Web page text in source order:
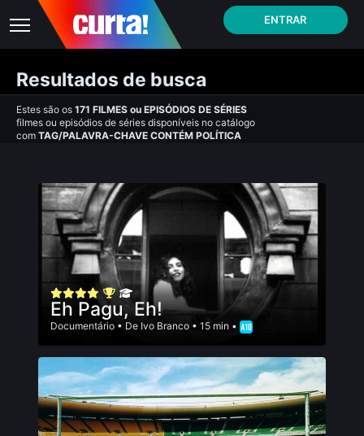
ENTRAR
Resultados de busca
Estes são os 171 FILMES ou EPISÓDIOS DE SÉRIES
filmes ou episódios de séries disponíveis no catálogo
com TAG/PALAVRA-CHAVE CONTÉM POLÍTICA
Eh Pagu, Eh!
Documentário • De Ivo Branco • 15 min •